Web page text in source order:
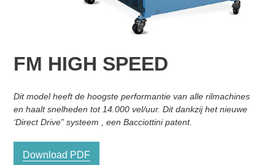
FM HIGH SPEED
prijs
Product
toegevoegen
aan
Dit model heeft de hoogste performantie van alle rilmachines
en haalt snelheden tot 14.000 vel/uur. Dit dankzij het nieuwe
‘Direct Drive” systeem , een Bacciottini patent.
Download PDF